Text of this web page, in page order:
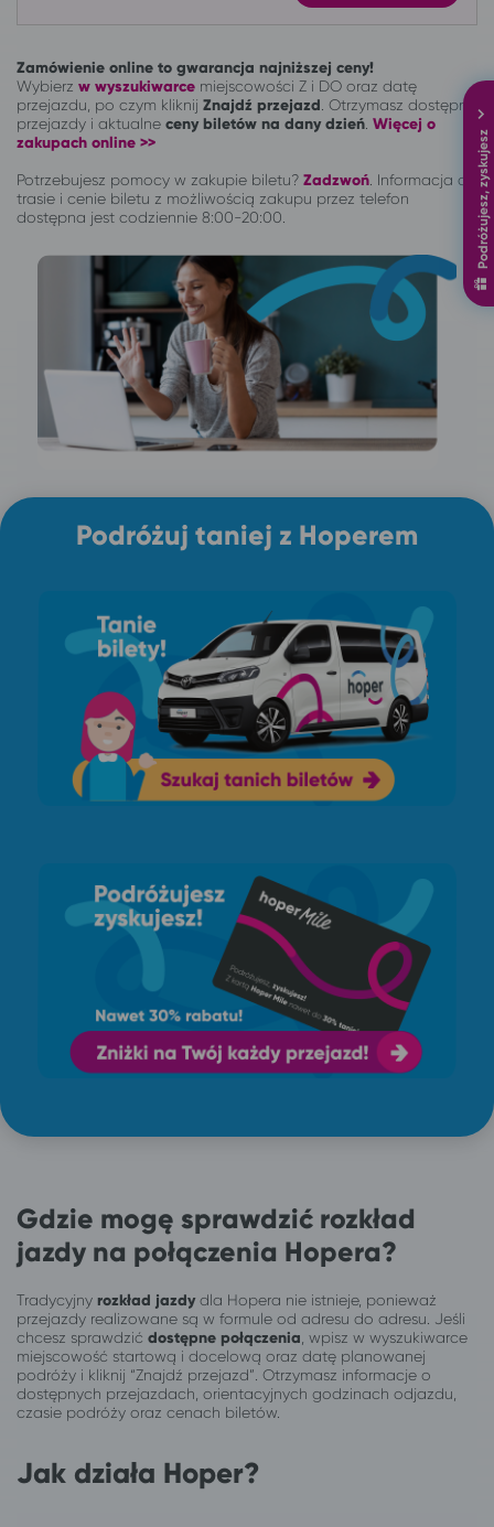
Podróżujesz, zyskujesz
Zamówienie online to gwarancja najniższej ceny!
Wybierz w wyszukiwarce miejscowości Z i DO oraz datę
przejazdu, po czym kliknij Znajdź przejazd . Otrzymasz dostępne
przejazdy i aktualne ceny biletów na dany dzień Więcej o
zakupach online >>
Potrzebujesz pomocy w zakupie biletu? Zadzwoń Informacja o
trasie i cenie biletu z możliwością zakupu przez telefon
dostępna jest codziennie 8:00-20:00.
Podróżuj taniej z Hoperem
Gdzie mogę sprawdzić rozkład
jazdy na połączenia Hopera?
Tradycyjny rozkład jazdydla Hopera nie istnieje, ponieważ
przejazdy realizowane są w formule od adresu do adresu. Jeśli
chcesz sprawdzić dostępne połączenia , wpisz w wyszukiwarce
miejscowość startową i docelową oraz datę planowanej
podróży i kliknij “Znajdź przejazd”. Otrzymasz informacje o
dostępnych przejazdach, orientacyjnych godzinach odjazdu,
czasie podróży oraz cenach biletów.
Jak działa Hoper?